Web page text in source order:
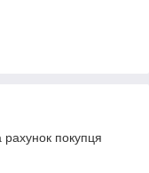
покупця